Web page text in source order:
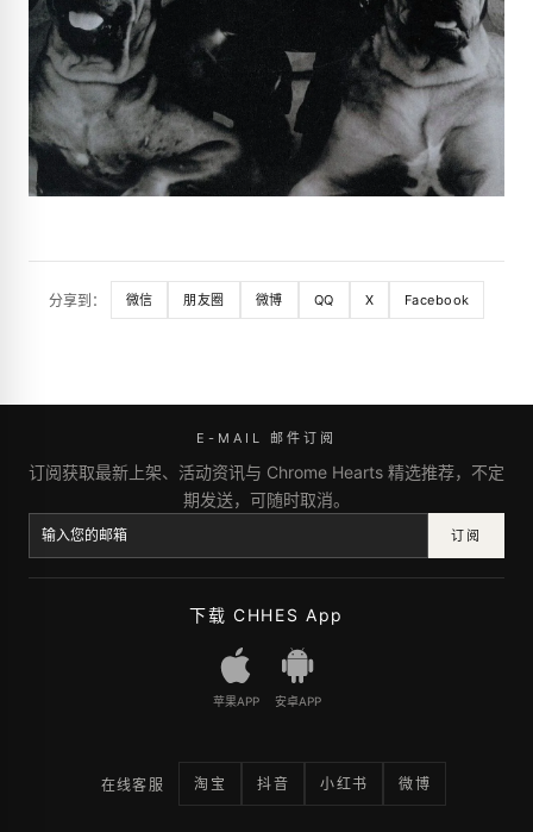
分享到： 微信 朋友圈 微博 QQ X Facebook
E-MAIL 邮件订阅
订阅获取最新上架、活动资讯与 Chrome Hearts 精选推荐，不定
期发送，可随时取消。
订阅
下载 CHHES App
苹果APP 安卓APP
在线客服 淘宝 抖音 小红书 微博